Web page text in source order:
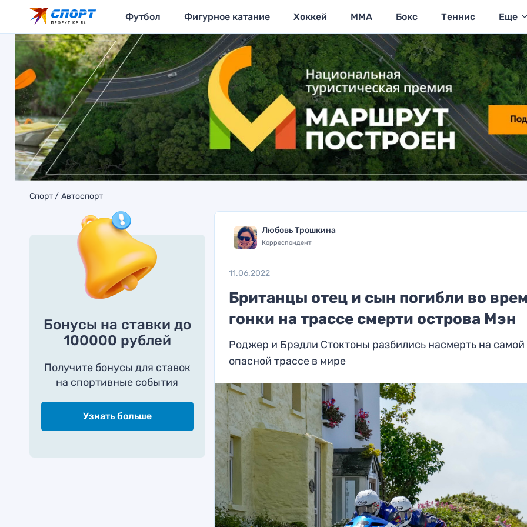
Футбол Фигурное катание Хоккей MMA Бокс Теннис Еще
Спорт Автоспорт
Бонусы на ставки до
100000 рублей
Получите бонусы для ставок
на спортивные события
Узнать больше
Любовь Трошкина
Корреспондент
11.06.2022
Британцы отец и сын погибли во
гонки на трассе смерти острова Мэн
Роджер и Брэдли Стоктоны разбились насмерть на самой
опасной трассе в мире